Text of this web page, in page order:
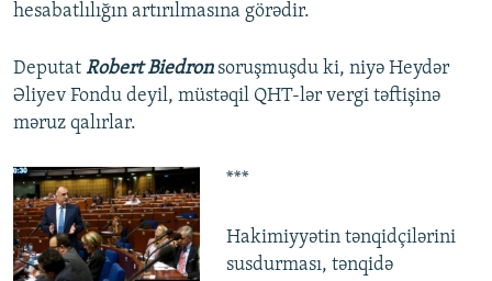
hesabatlılığın artırılmasına görədir.
Deputat Robert Biedronsoruşmuşdu ki, niyə Heydər
Əliyev Fondu deyil, müstəqil QHT-lər vergi təftişinə
məruz qalırlar.
***
Hakimiyyətin tənqidçilərini
susdurması, tənqidə